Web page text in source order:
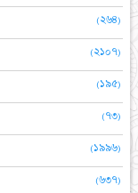
(২৬৪)
(২১০৭)
(১৯৫)
(৭৩)
(১৯৯৬)
(৬৩৭)